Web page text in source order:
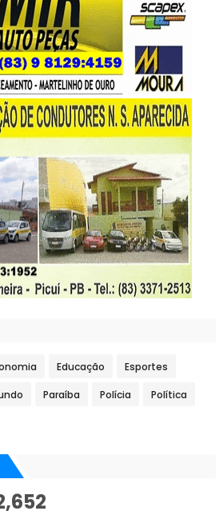
Educação Esportes
Paraíba Polícia Política